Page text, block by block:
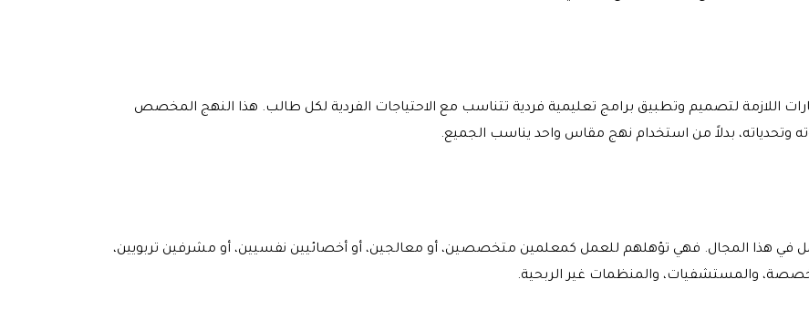
اللازمة لتصميم وتطبيق برامج تعليمية فردية تتناسب مع الاحتياجات الفردية لكل طالب. هذا النهج المخصص
وتحدياته، بدلاً من استخدام نهج مقاس واحد يناسب الجميع.
في هذا المجال. فهي تؤهلهم للعمل كمعلمين متخصصين، أو معالجين، أو أخصائيين نفسيين، أو مشرفين تربويين،
والمستشفيات، والمنظمات غير الربحية.